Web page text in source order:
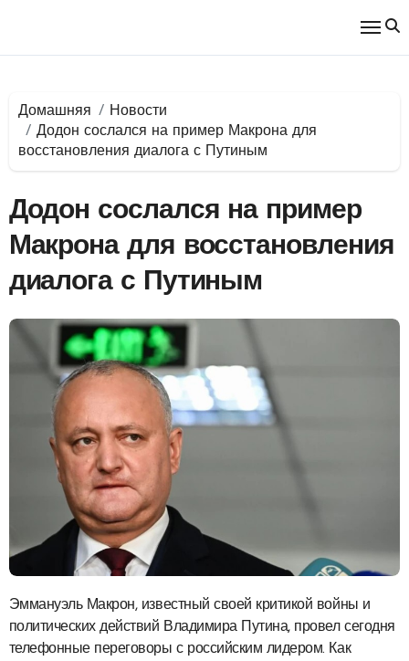
Домашняя
Новости
Додон сослался на пример Макрона для
восстановления диалога с Путиным
Додон сослался на пример
Макрона для восстановления
диалога с Путиным
Эммануэль Макрон, известный своей критикой войны и
политических действий Владимира Путина, провел сегодня
телефонные переговоры с российским лидером. Как